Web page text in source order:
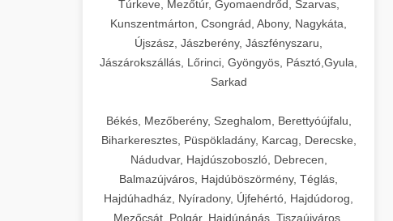
Túrkeve, Mezőtúr, Gyomaendrőd, Szarvas,
Kunszentmárton, Csongrád, Abony, Nagykáta,
Újszász, Jászberény, Jászfényszaru,
Jászárokszállás, Lőrinci, Gyöngyös, Pásztó,Gyula,
Sarkad
Békés, Mezőberény, Szeghalom, Berettyóújfalu,
Biharkeresztes, Püspökladány, Karcag, Derecske,
Nádudvar, Hajdúszoboszló, Debrecen,
Balmazújváros, Hajdúböszörmény, Téglás,
Hajdúhadház, Nyíradony, Újfehértó, Hajdúdorog,
Mezőcsát, Polgár, Hajdúnánás, Tiszaújváros,